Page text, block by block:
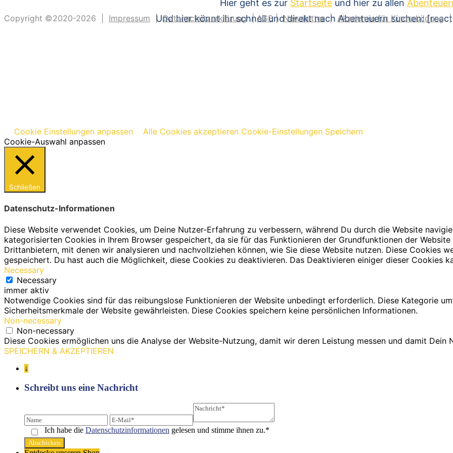
Hier geht es zur Startseite und hier zu allen
Und hier könnt ihr schnell und direkt nach Abenteuern suchen:
Copyright ©2020-2026 | Impressum |Datenschutzerklärung|AGB|Newsletter| Akademie für Kinderbildung
Cookie Einstellungen anpassen Alle Cookies akzeptieren Cookie-Einstellungen Speichern
Cookie-Auswahl anpassen
Schließen
Datenschutz-Informationen
Diese Website verwendet Cookies, um Deine Nutzer-Erfahrung zu verbessern, während Du durch die Website
kategorisierten Cookies in Ihrem Browser gespeichert, da sie für das Funktionieren der Grundfunktionen der
Drittanbietern, mit denen wir analysieren und nachvollziehen können, wie Sie diese Website nutzen. Diese Cookies
gespeichert. Du hast auch die Möglichkeit, diese Cookies zu deaktivieren. Das Deaktivieren einiger dieser Cookies
Necessary
Necessary
immer aktiv
Notwendige Cookies sind für das reibungslose Funktionieren der Website unbedingt erforderlich. Diese Kategorie
Sicherheitsmerkmale der Website gewährleisten. Diese Cookies speichern keine persönlichen Informationen.
Non-necessary
Non-necessary
Diese Cookies ermöglichen uns die Analyse der Website-Nutzung, damit wir deren Leistung messen und damit Dein
SPEICHERN & AKZEPTIEREN
↓
Schreibt uns eine Nachricht
Ich habe die Datenschutz­informationen gelesen und stimme ihnen zu.*